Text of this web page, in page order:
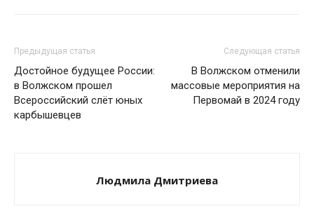
Предыдущая статья
Достойное будущее России:
в Волжском прошел
Всероссийский слёт юных
карбышевцев
Следующая статья
В Волжском отменили
массовые мероприятия на
Первомай в 2024 году
Людмила Дмитриева